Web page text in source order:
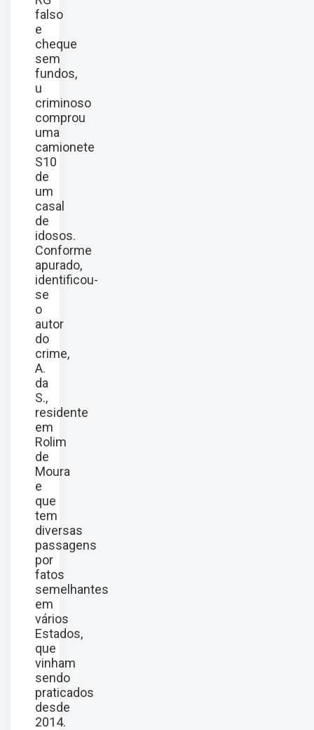
falso
e
cheque
sem
fundos,
u
criminoso
comprou
uma
camionete
S10
de
um
casal
de
idosos.
Conforme
apurado,
identificou-
se
o
autor
do
crime,
A.
da
S.,
residente
em
Rolim
de
Moura
e
que
tem
diversas
passagens
por
fatos
semelhantes
em
vários
Estados,
que
vinham
sendo
praticados
desde
2014.